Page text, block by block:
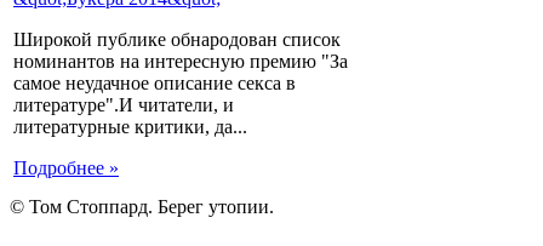
Широкой публике обнародован список
номинантов на интересную премию "За
самое неудачное описание секса в
литературе".И читатели, и
литературные критики, да...
Подробнее »
© Том Стоппард. Берег утопии.